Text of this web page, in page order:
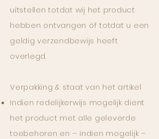
uitstellen totdat wij het product
hebben ontvangen óf totdat u een
geldig verzendbewijs heeft
overlegd.
Verpakking & staat van het artikel
Indien redelijkerwijs mogelijk dient
het product met alle geleverde
toebehoren en – indien mogelijk –